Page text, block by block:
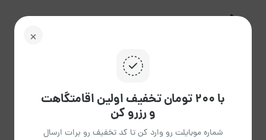
مرداد 1405
با ۲۰۰ تومان تخفیف اولین اقامتگاهت
و رزرو کن
شماره موبایلت رو وارد کن تا کد تخفیف رو برات ارسال